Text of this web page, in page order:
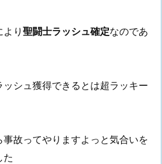
り 聖闘士ラッシュ確定なのであ
シュ獲得できるとは超ラッキー
故ってやりますよっと気合いを
た